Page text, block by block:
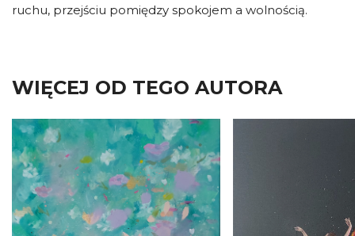
ruchu, przejściu pomiędzy spokojem a wolnością.
WIĘCEJ OD TEGO AUTORA